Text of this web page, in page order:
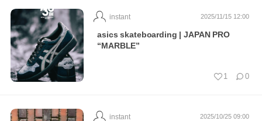
2025/11/15 12:00
instant
asics skateboarding | JAPAN PRO
“MARBLE”
1 0
2025/10/25 09:00
instant